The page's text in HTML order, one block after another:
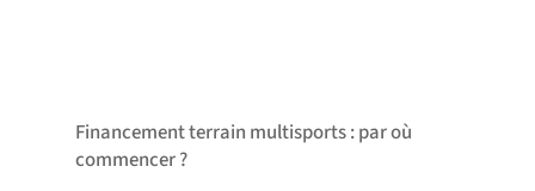
Financement terrain multisports : par où
commencer ?